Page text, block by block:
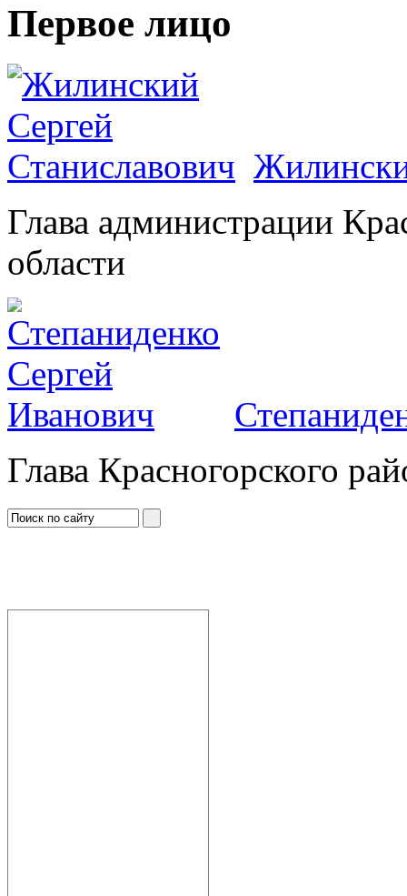
Первое лицо
Глава администрации
области
Глава Красногорского